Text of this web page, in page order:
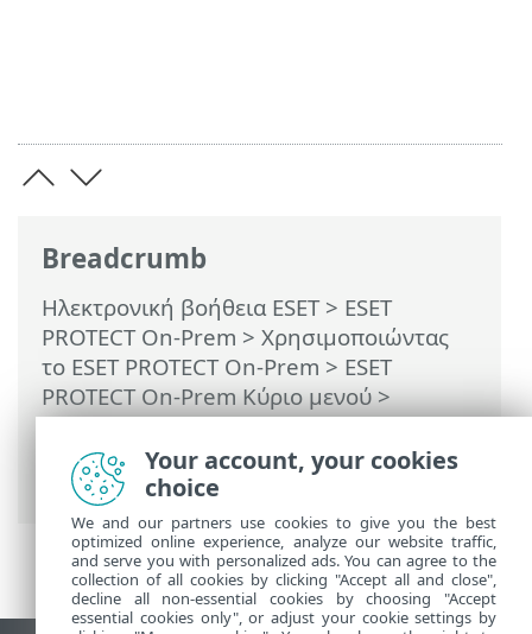
Breadcrumb
Ηλεκτρονική βοήθεια ESET> ESET
PROTECT On-Prem > Χρησιμοποιώντας
το ESET PROTECT On-Prem > ESET
PROTECT On-Prem Κύριο μενού>
Περισσότερα>Πιστοποιητικά>Αρχές
έκδοσης πιστοποιητικού > Εισαγωγή
δημόσιου κλειδιού
Your account, your cookies
choice
We and our partners use cookies to give you the best
optimized online experience, analyze our website traffic,
and serve you with personalized ads. You can agree to the
collection of all cookies by clicking "Accept all and close",
decline all non-essential cookies by choosing "Accept
essential cookies only", or adjust your cookie settings by